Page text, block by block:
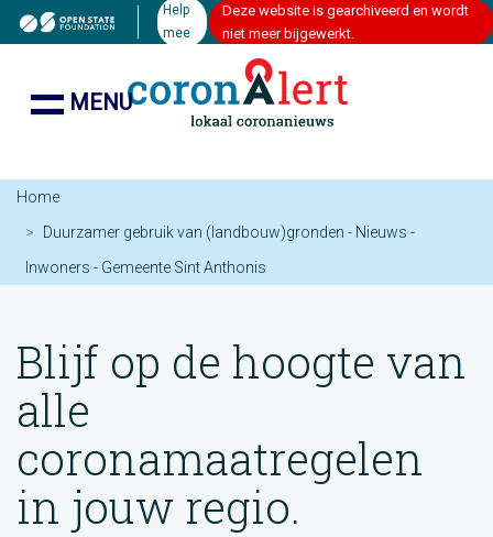
Help
mee
Deze website is gearchiveerd en wordt
niet meer bijgewerkt.
MENU
Home
Duurzamer gebruik van (landbouw)gronden - Nieuws -
Inwoners - Gemeente Sint Anthonis
Blijf op de hoogte van
alle
coronamaatregelen
in jouw regio.